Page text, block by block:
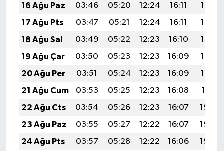
16 Ağu Paz
03:46 05:20 12:24 16:11
19:18
17 Ağu Pts
03:47 05:21 12:24 16:11
19:16
18 Ağu Sal
03:49 05:22 12:23 16:10
19:15
19 Ağu Çar
03:50 05:23 12:23 16:09
19:14
20 Ağu Per
03:51 05:24 12:23 16:09
19:12
21 Ağu Cum
03:53 05:25 12:23 16:08
19:11
22 Ağu Cts
03:54 05:26 12:23 16:07
19:09
23 Ağu Paz
03:55 05:27 12:22 16:07
19:08
24 Ağu Pts
03:57 05:28 12:22 16:06
19:06